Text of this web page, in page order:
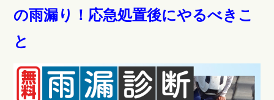
の雨漏り！応急処置後にやるべきこ
と